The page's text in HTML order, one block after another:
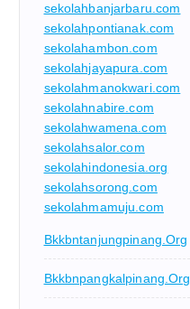
sekolahbanjarbaru.com
sekolahpontianak.com
sekolahambon.com
sekolahjayapura.com
sekolahmanokwari.com
sekolahnabire.com
sekolahwamena.com
sekolahsalor.com
sekolahindonesia.org
sekolahsorong.com
sekolahmamuju.com
Bkkbntanjungpinang.org
Bkkbnpangkalpinang.org